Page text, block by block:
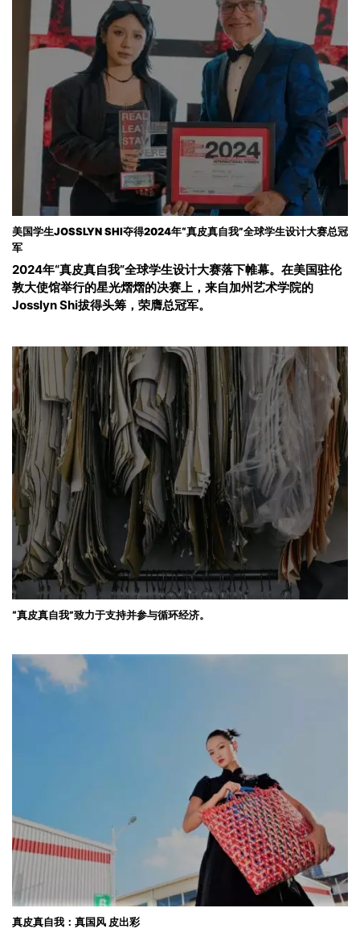
美国学生JOSSLYN SHI夺得2024年“真皮真自我”全球学生设计大赛总冠
军
2024年“真皮真自我”全球学生设计大赛落下帷幕。在美国驻伦
敦大使馆举行的星光熠熠的决赛上，来自加州艺术学院的
Josslyn Shi拔得头筹，荣膺总冠军。
“真皮真自我”致力于支持并参与循环经济。
真皮真自我：真国风 皮出彩